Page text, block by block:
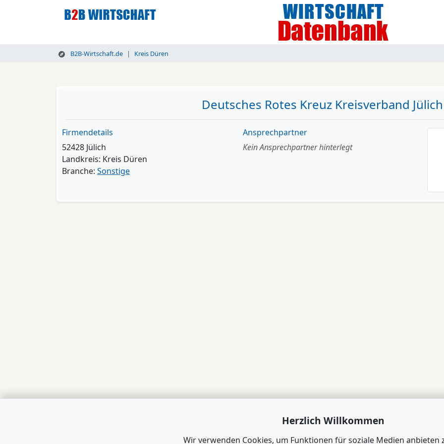
B2B-Wirtschaft.de Kreis Düren
Deutsches Rotes Kreuz Kreisverband Jülich
Firmendetails
52428 Jülich
Landkreis: Kreis Düren
Branche: Sonstige
Ansprechpartner
Kein Ansprechpartner hinterlegt
Herzlich Willkommen
Wir verwenden Cookies, um Funktionen für soziale Medien anbieten